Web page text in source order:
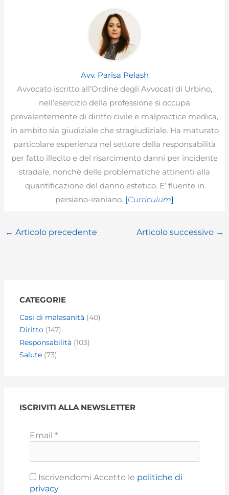
Avv. Parisa Pelash
Avvocato iscritto all’Ordine degli Avvocati di Urbino,
nell’esercizio della professione si occupa
prevalentemente di diritto civile e malpractice medica,
in ambito sia giudiziale che stragiudiziale. Ha maturato
particolare esperienza nel settore della responsabilità
per fatto illecito e del risarcimento danni per incidente
stradale, nonchè delle problematiche attinenti alla
quantificazione del danno estetico. E’ fluente in
persiano-iraniano. [Curriculum]
← Articolo precedente Articolo successivo →
CATEGORIE
Casi di malasanità (40)
Diritto (147)
Responsabilità (103)
Salute (73)
ISCRIVITI ALLA NEWSLETTER
Email*
Iscrivendomi Accetto le politiche di
privacy